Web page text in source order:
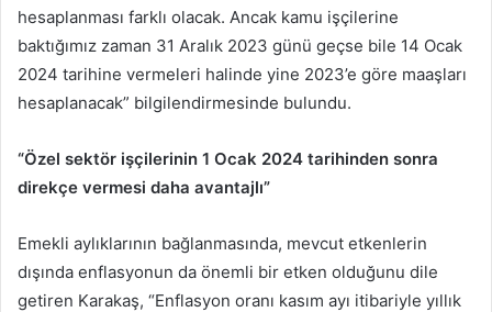
hesaplanması farklı olacak. Ancak kamu işçilerine
baktığımız zaman 31 Aralık 2023 günü geçse bile 14 Ocak
2024 tarihine vermeleri halinde yine 2023’e göre maaşları
hesaplanacak” bilgilendirmesinde bulundu.
“Özel sektör işçilerinin 1 Ocak 2024 tarihinden sonra
direkçe vermesi daha avantajlı”
Emekli aylıklarının bağlanmasında, mevcut etkenlerin
dışında enflasyonun da önemli bir etken olduğunu dile
getiren Karakaş, “Enflasyon oranı kasım ayı itibariyle yıllık